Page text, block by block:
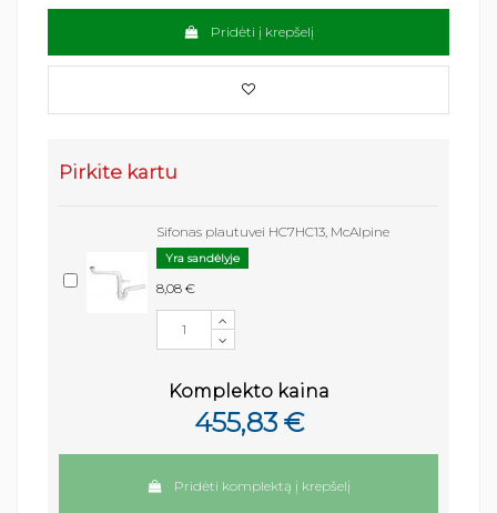
Pridėti į krepšelį
Pirkite kartu
Sifonas plautuvei HC7HC13, McAlpine
Yra sandėlyje
8,08 €
Komplekto kaina
455,83 €
Pridėti komplektą į krepšelį